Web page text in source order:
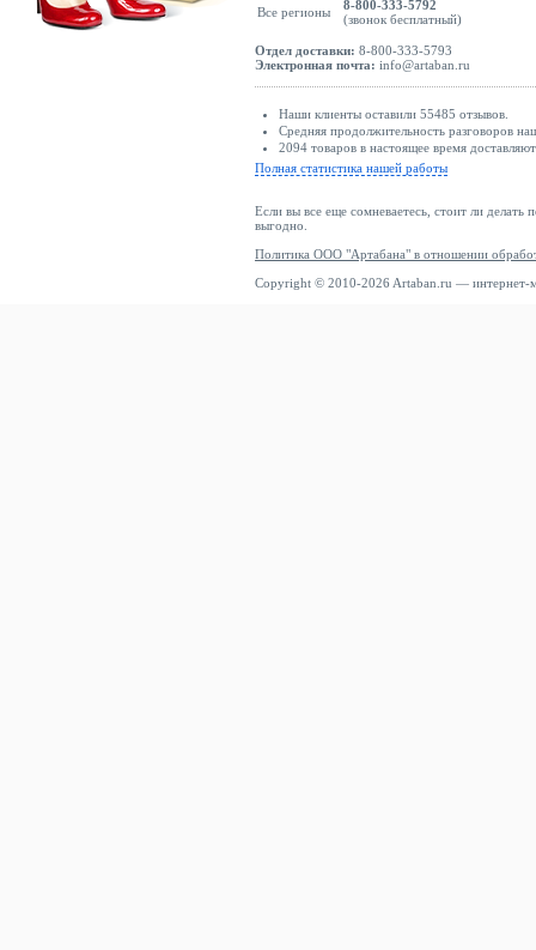
Все регионы
8-800-333-5792
(звонок бесплатный)
Отдел доставки: 8-800-333-5793
Электронная почта: info@artaban.ru
Наши клиенты оставили 55485 отзывов.
Средняя продолжительность разговоров
2094 товаров в настоящее время
Полная статистика нашей работы
Если вы все еще сомневаетесь, стоит ли делать
выгодно.
Политика ООО "Артабана" в отношении
Copyright © 2010-2026 Artaban.ru — интернет-